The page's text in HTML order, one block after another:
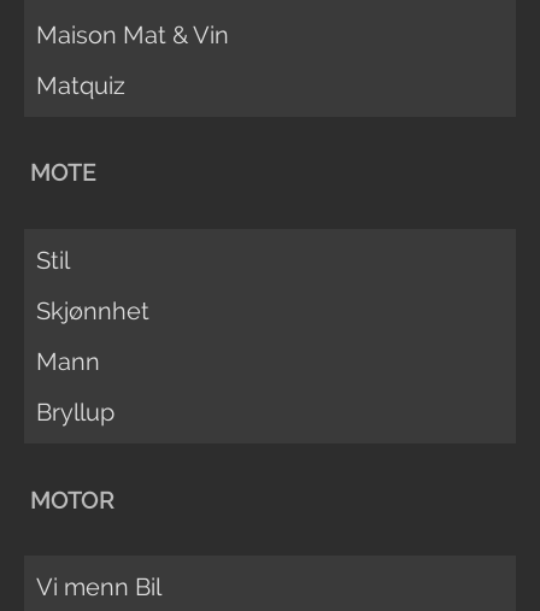
Maison Mat & Vin
Matquiz
MOTE
Stil
Skjønnhet
Mann
Bryllup
MOTOR
Vi menn Bil